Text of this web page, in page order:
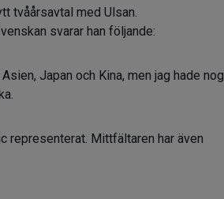
tvåårsavtal med Ulsan.
svarar han följande:
Japan och Kina, men jag hade nog
representerat. Mittfältaren har även